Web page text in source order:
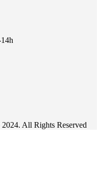
All Rights Reserved